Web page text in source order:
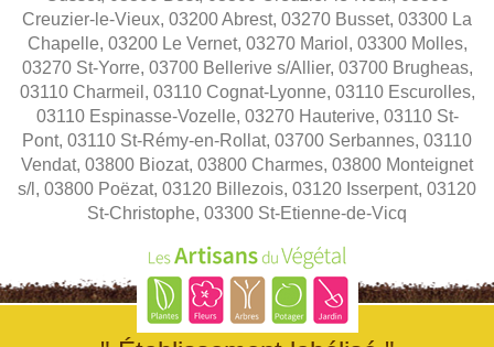
Creuzier-le-Vieux, 03200 Abrest, 03270 Busset, 03300 La
Chapelle, 03200 Le Vernet, 03270 Mariol, 03300 Molles,
03270 St-Yorre, 03700 Bellerive s/Allier, 03700 Brugheas,
03110 Charmeil, 03110 Cognat-Lyonne, 03110 Escurolles,
03110 Espinasse-Vozelle, 03270 Hauterive, 03110 St-
Pont, 03110 St-Rémy-en-Rollat, 03700 Serbannes, 03110
Vendat, 03800 Biozat, 03800 Charmes, 03800 Monteignet
s/l, 03800 Poëzat, 03120 Billezois, 03120 Isserpent, 03120
St-Christophe, 03300 St-Etienne-de-Vicq